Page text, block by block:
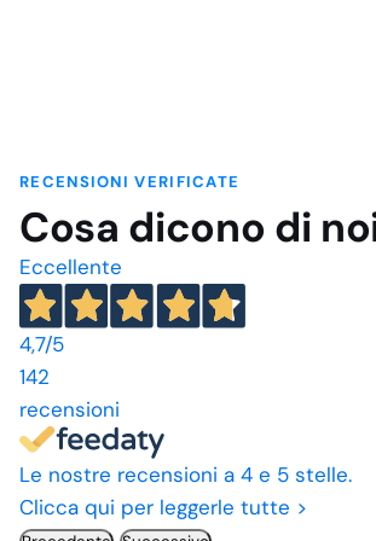
RECENSIONI VERIFICATE
Cosa dicono di
Eccellente
4,7/5
142
recensioni
Le nostre recensioni a 4 e 5 stelle.
Clicca qui per leggerle tutte >